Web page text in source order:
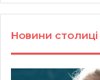
Новини столиці